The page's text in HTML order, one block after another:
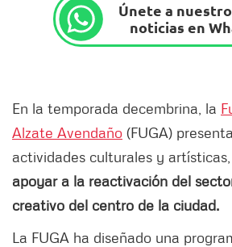
Únete a
noticias en
En la temporada decembrina, la
Alzate Avendaño (FUGA)
actividades culturales y artísticas,
apoyar a la reactivación del
creativo del centro de la ciudad.
La FUGA ha diseñado una